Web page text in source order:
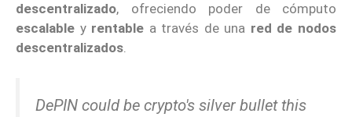
descentralizado, ofreciendo poder de cómputo
escalable y rentable a través de una red de nodos
descentralizados.
DePIN could be crypto's silver bullet this